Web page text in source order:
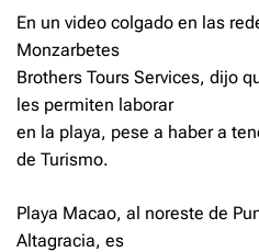
En un video colgado en las
Monzarbetes
Brothers Tours Services, dijo
les permiten laborar
en la playa, pese a haber a
de Turismo.
Playa Macao, al noreste de
Altagracia, es